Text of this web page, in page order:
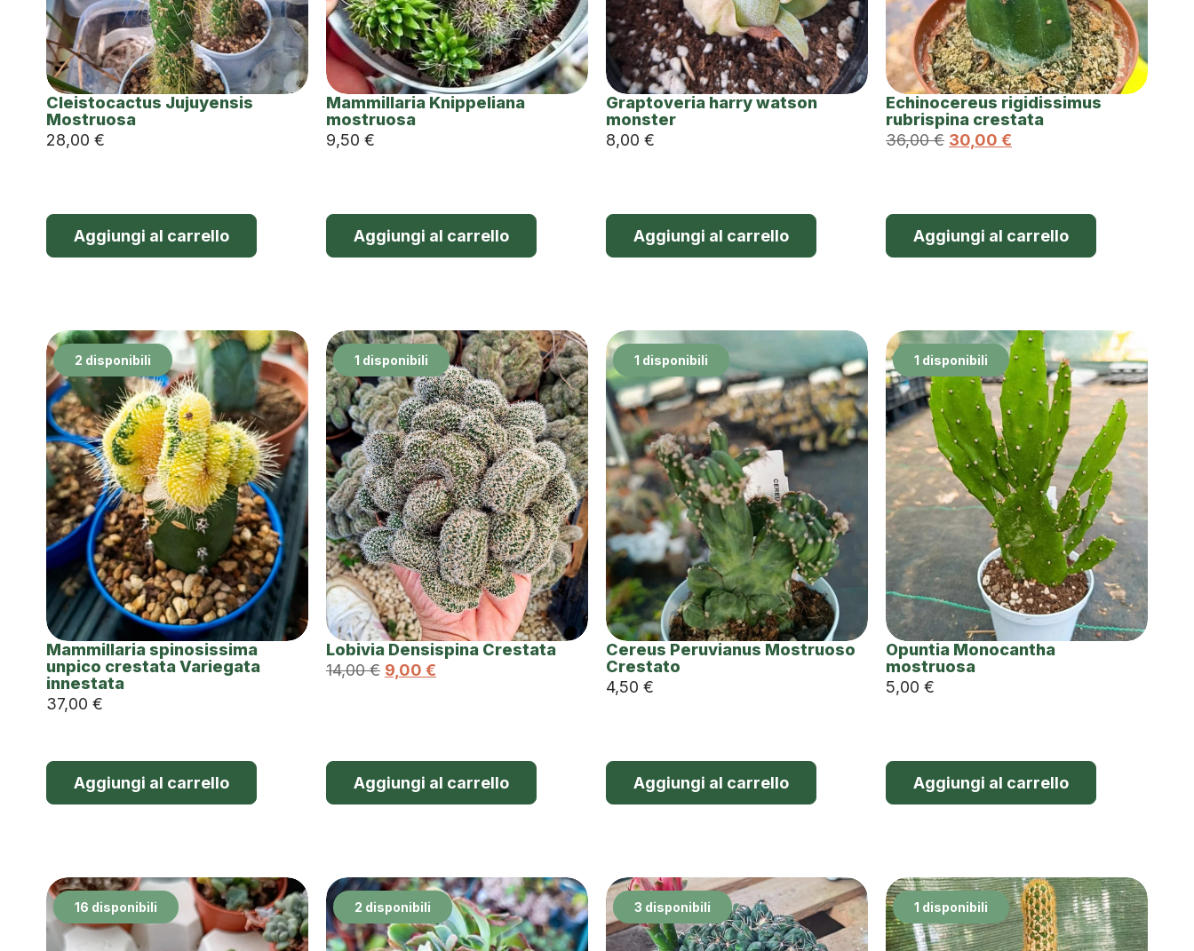
Cleistocactus Jujuyensis
Mostruosa
28,00 €
Aggiungi al carrello
Mammillaria Knippeliana
mostruosa
9,50 €
Aggiungi al carrello
Graptoveria harry watson
monster
8,00 €
Aggiungi al carrello
Echinocereus rigidissimus
rubrispina crestata
36,00€ 30,00 €
Aggiungi al carrello
2 disponibili
Mammillaria spinosissima
unpico crestata Variegata
innestata
37,00 €
Aggiungi al carrello
1 disponibili
Lobivia Densispina Crestata
14,00€ 9,00 €
Aggiungi al carrello
1 disponibili
Cereus Peruvianus Mostruoso
Crestato
4,50 €
Aggiungi al carrello
1 disponibili
Opuntia Monocantha
mostruosa
5,00 €
Aggiungi al carrello
16 disponibili 2 disponibili 3 disponibili 1 disponibili